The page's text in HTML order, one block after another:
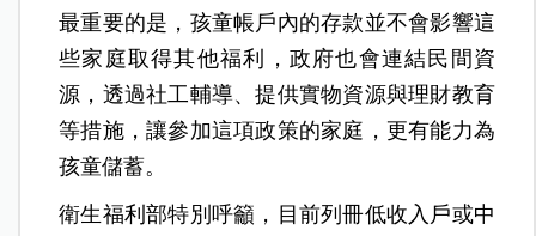
最重要的是，孩童帳戶內的存款並不會影響這
些家庭取得其他福利，政府也會連結民間資
源，透過社工輔導、提供實物資源與理財教育
等措施，讓參加這項政策的家庭，更有能力為
孩童儲蓄。
衛生福利部特別呼籲，目前列冊低收入戶或中